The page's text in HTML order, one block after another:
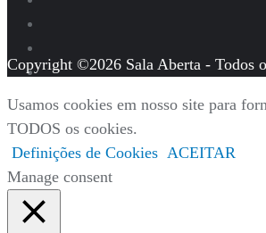
Copyright ©2026 Sala Aberta - Todos
Usamos cookies em nosso site para
TODOS os cookies.
Definições de Cookies ACEITAR
Manage consent